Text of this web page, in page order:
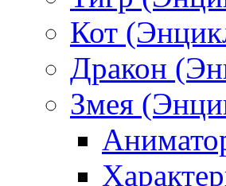
Кот
Дракон
Змея